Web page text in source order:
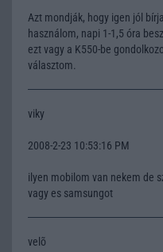
Azt mondják, hogy igen jól
használom, napi 1-1,5 óra
ezt vagy a K550-be
választom.
viky
2008-2-23 10:53:16 PM
ilyen mobilom van nekem de
vagy es samsungot
velõ